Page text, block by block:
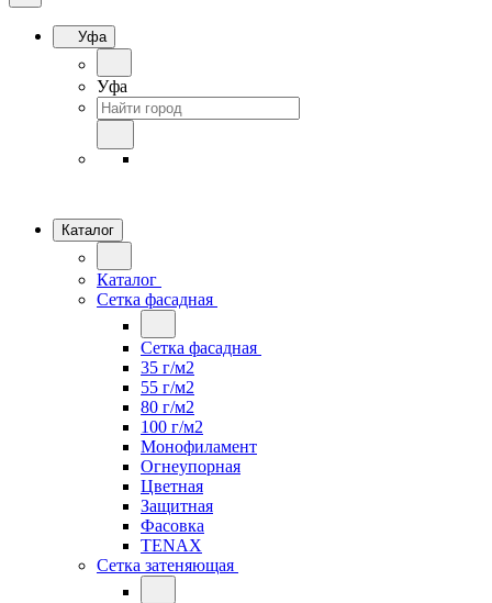
Уфа
Уфа
Каталог
Каталог
Сетка фасадная
Сетка фасадная
35 г/м2
55 г/м2
80 г/м2
100 г/м2
Монофиламент
Огнеупорная
Цветная
Защитная
Фасовка
TENAX
Сетка затеняющая